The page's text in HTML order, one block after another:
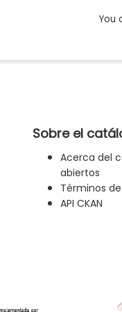
You
Sobre el
Acerca del
abiertos
Términos
API CKAN